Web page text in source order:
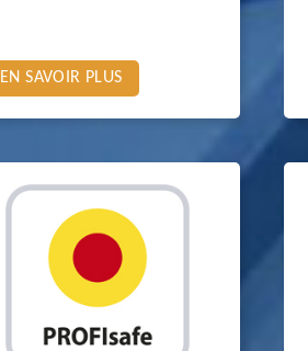
EN SAVOIR PLUS